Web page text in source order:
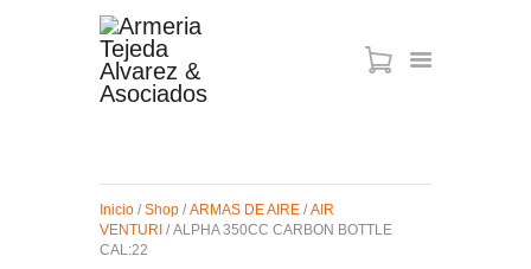
MIRAS
MUNICIONES
SABER TACTICAL
Inicio / Shop / ARMAS DE AIRE / AIR
VENTURI / ALPHA 350CC CARBON BOTTLE
CAL:22